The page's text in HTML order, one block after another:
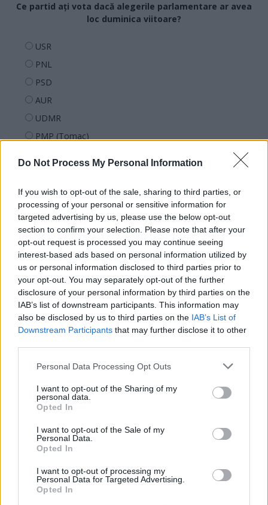
Do Not Process My Personal Information
If you wish to opt-out of the sale, sharing to third parties, or
processing of your personal or sensitive information for
targeted advertising by us, please use the below opt-out
section to confirm your selection. Please note that after your
opt-out request is processed you may continue seeing
interest-based ads based on personal information utilized by
us or personal information disclosed to third parties prior to
your opt-out. You may separately opt-out of the further
disclosure of your personal information by third parties on the
IAB’s list of downstream participants. This information may
also be disclosed by us to third parties on the IAB’s List of
Downstream Participants that may further disclose it to other
Personal Data Processing Opt Outs
I want to opt-out of the Sharing of my
personal data.
Opted In
I want to opt-out of the Sale of my
Personal Data.
Opted In
I want to opt-out of processing my
Personal Data for Targeted Advertising.
Opted In
Ce partid ați vota dacă alegerile parlamentare ar avea
loc duminica viitoare?
USR
PNL
PSD
AUR
UDMR
PMP (Tomac)
REPER
SENS
SOS (Șoșoacă)
POT (Gavrilă)
PACE (Peia)
Acțiunea Conservatoare (Târziu)
PDF (Lazarus)
PUSL (D. Voiculescu)
PNȚCD (Pavelescu)
PNCR (Terheș)
Partidul Patrioților (Surugiu)
FAR (Coarnă)
România pe Primul Loc (Ponta)
Arată rezultatele
Arhiva sondajelor